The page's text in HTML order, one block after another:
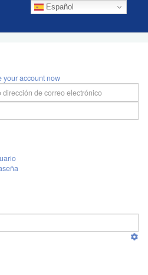
Español
your account now